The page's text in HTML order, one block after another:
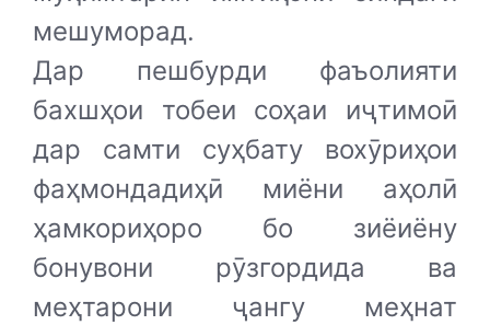
мешуморад.
Дар пешбурди фаъолияти
бахшҳои тобеи соҳаи иҷтимоӣ
дар самти суҳбату вохӯриҳои
фаҳмондадиҳӣ миёни аҳолӣ
ҳамкориҳоро бо зиёиёну
бонувони рӯзгордида ва
меҳтарони ҷангу меҳнат